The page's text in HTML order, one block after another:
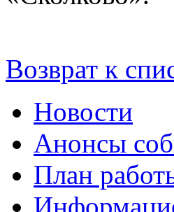
Возврат к
Новости
Анонсы
План